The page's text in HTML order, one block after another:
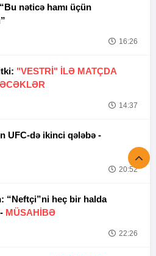
nəticə hamı üçün
16:26
"VESTRİ" İLƏ MATÇDA
14:37
Tofiq Musayevdən UFC-də ikinci qələbə -
20:52
“Neftçi”ni heç bir halda
MÜSAHİBƏ
22:26